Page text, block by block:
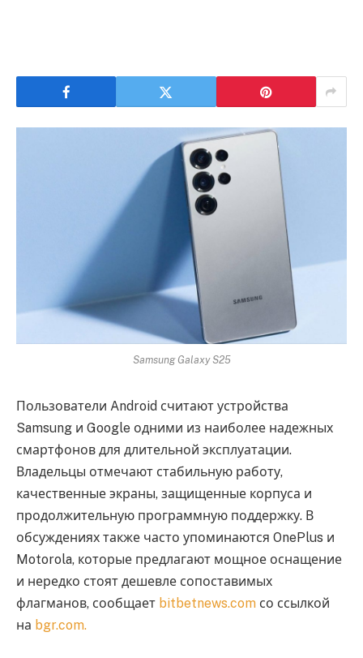
Samsung Galaxy S25
Пользователи Android считают устройства
Samsung и Google одними из наиболее надежных
смартфонов для длительной эксплуатации.
Владельцы отмечают стабильную работу,
качественные экраны, защищенные корпуса и
продолжительную программную поддержку. В
обсуждениях также часто упоминаются OnePlus и
Motorola, которые предлагают мощное оснащение
и нередко стоят дешевле сопоставимых
флагманов, сообщает bitbetnews.com со ссылкой
на bgr.com.